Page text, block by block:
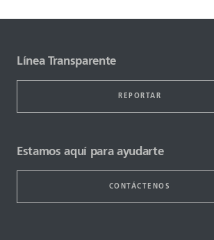
Línea Transparente
REPORTAR
Estamos aquí para ayudarte
CONTÁCTENOS